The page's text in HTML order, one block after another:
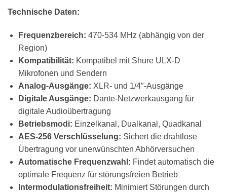
Technische Daten:
Frequenzbereich: 470-534 MHz (abhängig von der
Region)
Kompatibilität: Kompatibel mit Shure ULX-D
Mikrofonen und Sendern
Analog-Ausgänge: XLR- und 1/4″-Ausgänge
Digitale Ausgänge: Dante-Netzwerkausgang für
digitale Audioübertragung
Betriebsmodi: Einzelkanal, Dualkanal, Quadkanal
AES-256 Verschlüsselung: Sichert die drahtlose
Übertragung vor unerwünschten Abhörversuchen
Automatische Frequenzwahl: Findet automatisch die
optimale Frequenz für störungsfreien Betrieb
Intermodulationsfreiheit: Minimiert Störungen durch